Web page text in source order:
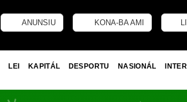
ANUNSIU KONA-BA AMI
LEI KAPITÁL DESPORTU NASIONÁL